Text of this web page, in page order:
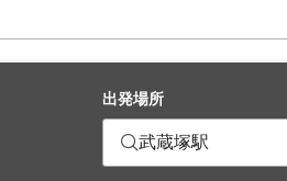
出発場所
武蔵塚駅